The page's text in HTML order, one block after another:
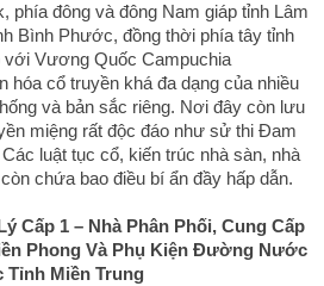
phía đông và đông Nam giáp tỉnh Lâm
Bình Phước, đồng thời phía tây tỉnh
Vương Quốc Campuchia
hóa cổ truyền khá đa dạng của nhiều
và bản sắc riêng. Nơi đây còn lưu
miệng rất độc đáo như sử thi Đam
luật tục cổ, kiến trúc nhà sàn, nhà
chứa bao điều bí ẩn đầy hấp dẫn.
Cấp 1 – Nhà Phân Phối, Cung Cấp
Phong Và Phụ Kiện Đường Nước
Tỉnh Miền Trung